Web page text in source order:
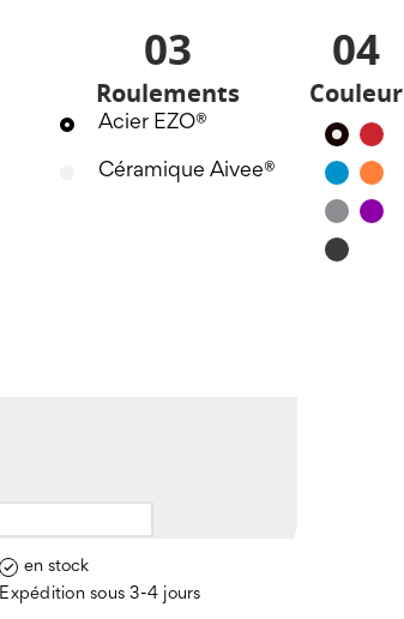
03
Roulements
Acier EZO®
Céramique Aivee®
04
Couleur
Noir
Bleu
SilverViolet
Noir

en stock
Expédition sous 3-4 jours